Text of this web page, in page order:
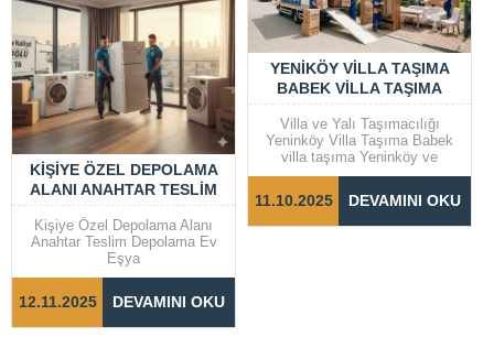
KIŞIYE ÖZEL DEPOLAMA
ALANI ANAHTAR TESLIM
DEPOLAMA EV EŞYA
Kişiye Özel Depolama Alanı
Anahtar Teslim Depolama Ev
Eşya
12.11.2025 DEVAMINI OKU
YENIKÖY VILLA TAŞIMA
BABEK VILLA TAŞIMA
Villa ve Yalı Taşımacılığı
Yeninköy Villa Taşıma Babek
villa taşıma Yeninköy ve
Bebek gibi prestijli semtlerde
taşıma işlemleri, dikkat ve
özen gerektiren bir süreçtir.
11.10.2025 DEVAMINI OKU